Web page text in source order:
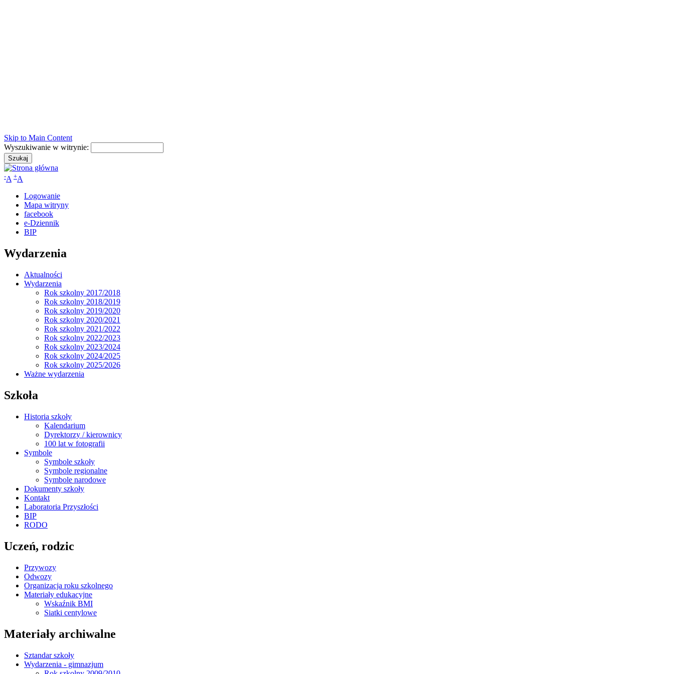
Skip to Main Content
Wyszukiwanie w witrynie:
-A +A
Logowanie
Mapa witryny
facebook
e-Dziennik
BIP
Wydarzenia
Aktualności
Wydarzenia
Rok szkolny 2017/2018
Rok szkolny 2018/2019
Rok szkolny 2019/2020
Rok szkolny 2020/2021
Rok szkolny 2021/2022
Rok szkolny 2022/2023
Rok szkolny 2023/2024
Rok szkolny 2024/2025
Rok szkolny 2025/2026
Ważne wydarzenia
Szkoła
Historia szkoły
Kalendarium
Dyrektorzy / kierownicy
100 lat w fotografii
Symbole
Symbole szkoły
Symbole regionalne
Symbole narodowe
Dokumenty szkoły
Kontakt
Laboratoria Przyszłości
BIP
RODO
Uczeń, rodzic
Przywozy
Odwozy
Organizacja roku szkolnego
Materiały edukacyjne
Wskaźnik BMI
Siatki centylowe
Materiały archiwalne
Sztandar szkoły
Wydarzenia - gimnazjum